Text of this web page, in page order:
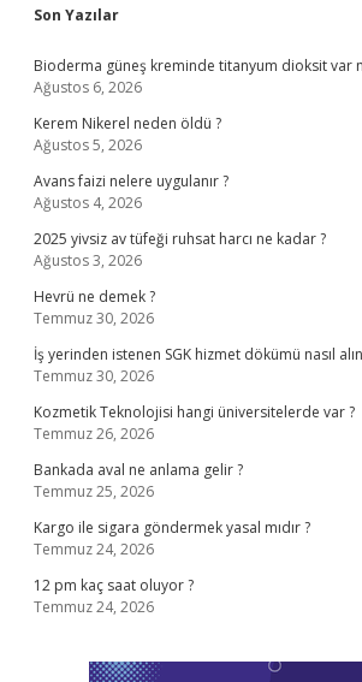
Sidebar
Son Yazılar
Bioderma güneş kreminde titanyum dioksit var
Ağustos 6, 2026
Kerem Nikerel neden öldü ?
Ağustos 5, 2026
Avans faizi nelere uygulanır ?
Ağustos 4, 2026
2025 yivsiz av tüfeği ruhsat harcı ne kadar ?
Ağustos 3, 2026
Hevrü ne demek ?
Temmuz 30, 2026
İş yerinden istenen SGK hizmet dökümü nasıl
Temmuz 30, 2026
Kozmetik Teknolojisi hangi üniversitelerde var ?
Temmuz 26, 2026
Bankada aval ne anlama gelir ?
Temmuz 25, 2026
Kargo ile sigara göndermek yasal mıdır ?
Temmuz 24, 2026
12 pm kaç saat oluyor ?
Temmuz 24, 2026